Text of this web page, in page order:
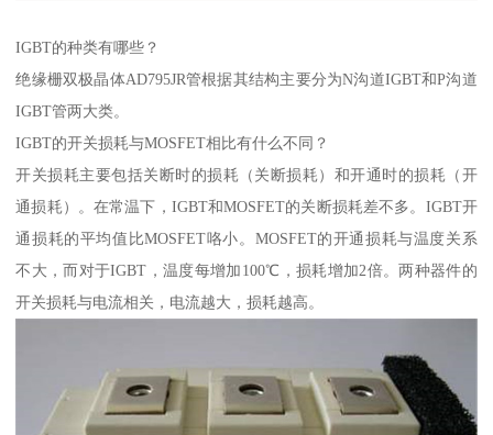
IGBT的种类有哪些？
绝缘栅双极晶体AD795JR管根据其结构主要分为N沟道IGBT和P沟道
IGBT管两大类。
IGBT的开关损耗与MOSFET相比有什么不同？
开关损耗主要包括关断时的损耗（关断损耗）和开通时的损耗（开
通损耗）。在常温下，IGBT和MOSFET的关断损耗差不多。IGBT开
通损耗的平均值比MOSFET咯小。MOSFET的开通损耗与温度关系
不大，而对于IGBT，温度每增加100℃，损耗增加2倍。两种器件的
开关损耗与电流相关，电流越大，损耗越高。